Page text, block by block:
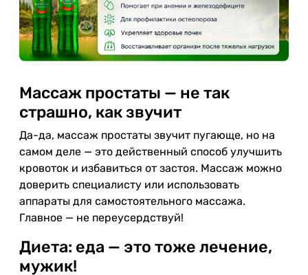
Массаж простаты — не так
страшно, как звучит
Да-да, массаж простаты звучит пугающе, но на
самом деле — это действенный способ улучшить
кровоток и избавиться от застоя. Массаж можно
доверить специалисту или использовать
аппараты для самостоятельного массажа.
Главное — не переусердствуй!
Диета: еда — это тоже лечение,
мужик!